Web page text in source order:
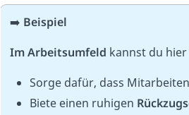
➡️ Beispiel
Im Arbeitsumfeld kannst du
Sorge dafür, dass
Biete einen ruhigen